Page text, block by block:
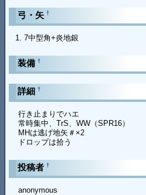
弓・矢 †
7中型角+炎地銀
装備 †
詳細 †
行き止まりでハエ
常時集中、TrS、WW（SPR16）
MHは逃げ地矢＃×2
ドロップは拾う
投稿者 †
anonymous